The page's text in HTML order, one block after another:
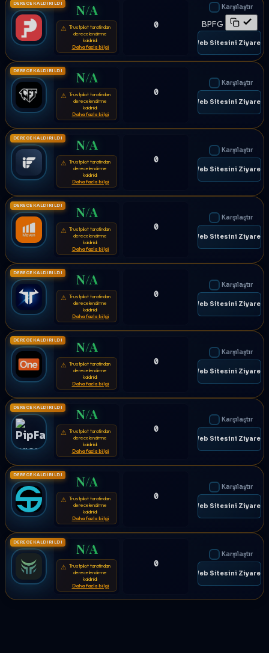
DERECE KALDIRILDI N/A
⚠ Trustpilot tarafından
derecelendirme
kaldırıldı
Daha fazla bilgi
0
Karşılaştır
BPFG
🌐 Web Sitesini Ziyaret
DERECE KALDIRILDI N/A
⚠ Trustpilot tarafından
derecelendirme
kaldırıldı
Daha fazla bilgi
0
Karşılaştır
🌐 Web Sitesini Ziyaret
DERECE KALDIRILDI N/A
⚠ Trustpilot tarafından
derecelendirme
kaldırıldı
Daha fazla bilgi
0
Karşılaştır
🌐 Web Sitesini Ziyaret
DERECE KALDIRILDI N/A
⚠ Trustpilot tarafından
derecelendirme
kaldırıldı
Daha fazla bilgi
0
Karşılaştır
🌐 Web Sitesini Ziyaret
DERECE KALDIRILDI N/A
⚠ Trustpilot tarafından
derecelendirme
kaldırıldı
Daha fazla bilgi
0
Karşılaştır
🌐 Web Sitesini Ziyaret
DERECE KALDIRILDI N/A
⚠ Trustpilot tarafından
derecelendirme
kaldırıldı
Daha fazla bilgi
0
Karşılaştır
🌐 Web Sitesini Ziyaret
DERECE KALDIRILDI N/A
⚠ Trustpilot tarafından
derecelendirme
kaldırıldı
Daha fazla bilgi
0
Karşılaştır
🌐 Web Sitesini Ziyaret
DERECE KALDIRILDI N/A
⚠ Trustpilot tarafından
derecelendirme
kaldırıldı
Daha fazla bilgi
0
Karşılaştır
🌐 Web Sitesini Ziyaret
DERECE KALDIRILDI N/A
⚠ Trustpilot tarafından
derecelendirme
kaldırıldı
Daha fazla bilgi
0
Karşılaştır
🌐 Web Sitesini Ziyaret